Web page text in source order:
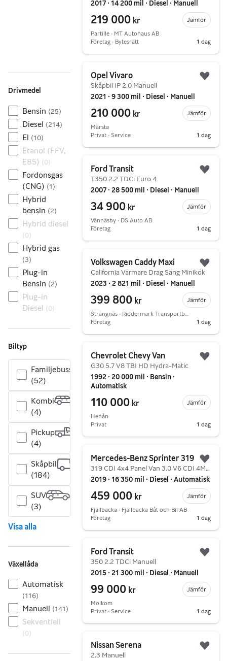
Drivmedel
Bensin (25)
Diesel (214)
El (10)
Etanol (FFV,
E85) (0)
Fordonsgas
(CNG) (1)
Hybrid
bensin (2)
Hybrid diesel
(0)
Hybrid gas
(3)
Plug-in
Bensin (2)
Plug-in
Diesel (0)
Biltyp
Familjebuss
(52)
Kombi
(4)
Pickup
(4)
Skåpbil
(184)
SUV
(3)
Visa alla
Växellåda
Automatisk
(116)
Manuell (141)
Sekventiell
(0)
2017 ∙ 14 200 mil ∙ Diesel ∙ Manuell
219 000 kr
Jämför
Partille ∙ MT Autohaus AB
Företag ∙ Bytesrätt
1 dag
Opel Vivaro
Skåpbil IP 2.0 Manuell
2021 ∙ 9 300 mil ∙ Diesel ∙ Manuell
210 000 kr
Jämför
Märsta
Privat ∙ Service
1 dag
Ford Transit
T350 2.2 TDCi Euro 4
2007 ∙ 28 500 mil ∙ Diesel ∙ Manuell
34 900 kr
Jämför
Vännäsby ∙ DS Auto AB
Företag
1 dag
Volkswagen Caddy Maxi
California Värmare Drag Säng Minikök
2023 ∙ 2 821 mil ∙ Diesel ∙ Manuell
399 800 kr
Jämför
Strängnäs ∙ Riddermark Transportbilar
Företag
1 dag
Chevrolet Chevy Van
G30 5.7 V8 TBI HD Hydra-Matic
1992 ∙ 20 000 mil ∙ Bensin ∙
Automatisk
110 000 kr
Jämför
Henån
Privat
1 dag
Mercedes-Benz Sprinter 319
319 CDI 4x4 Panel Van 3.0 V6 CDI 4M 7G-T Plus Euro 5
2019 ∙ 16 350 mil ∙ Diesel ∙ Automatisk
459 000 kr
Jämför
Fjällbacka ∙ Fjällbacka Båt och Bil AB
Företag
1 dag
Ford Transit
350 2.2 TDCi Manuell
2015 ∙ 21 300 mil ∙ Diesel ∙ Manuell
99 000 kr
Jämför
Molkom
Privat ∙ Service
1 dag
Nissan Serena
2.3 Manuell